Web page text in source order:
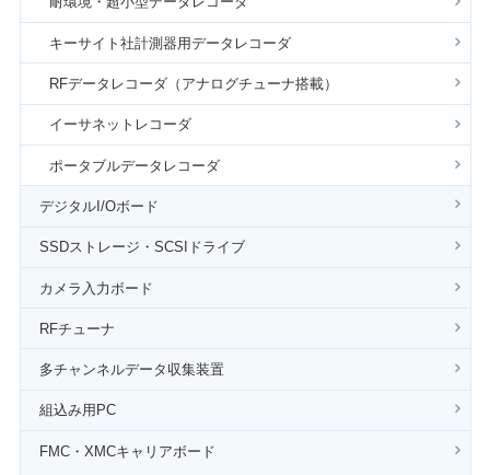
キーサイト社計測器用データレコーダ
RFデータレコーダ（アナログチューナ搭載）
イーサネットレコーダ
ポータブルデータレコーダ
デジタルI/Oボード
SSDストレージ・SCSIドライブ
カメラ入力ボード
RFチューナ
多チャンネルデータ収集装置
組込み用PC
FMC・XMCキャリアボード